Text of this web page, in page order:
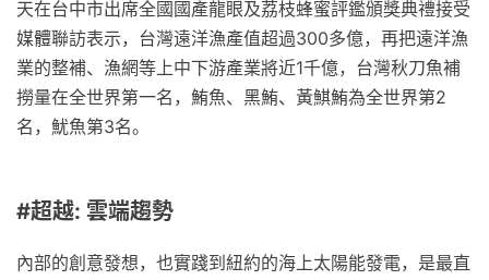
天在台中市出席全國國產龍眼及荔枝蜂蜜評鑑頒獎典禮接受
媒體聯訪表示，台灣遠洋漁產值超過300多億，再把遠洋漁
業的整補、漁網等上中下游產業將近1千億，台灣秋刀魚補
撈量在全世界第一名，鮪魚、黑鮪、黃鯕鮪為全世界第2
名，魷魚第3名。
#超越: 雲端趨勢
內部的創意發想，也實踐到紐約的海上太陽能發電，是最直